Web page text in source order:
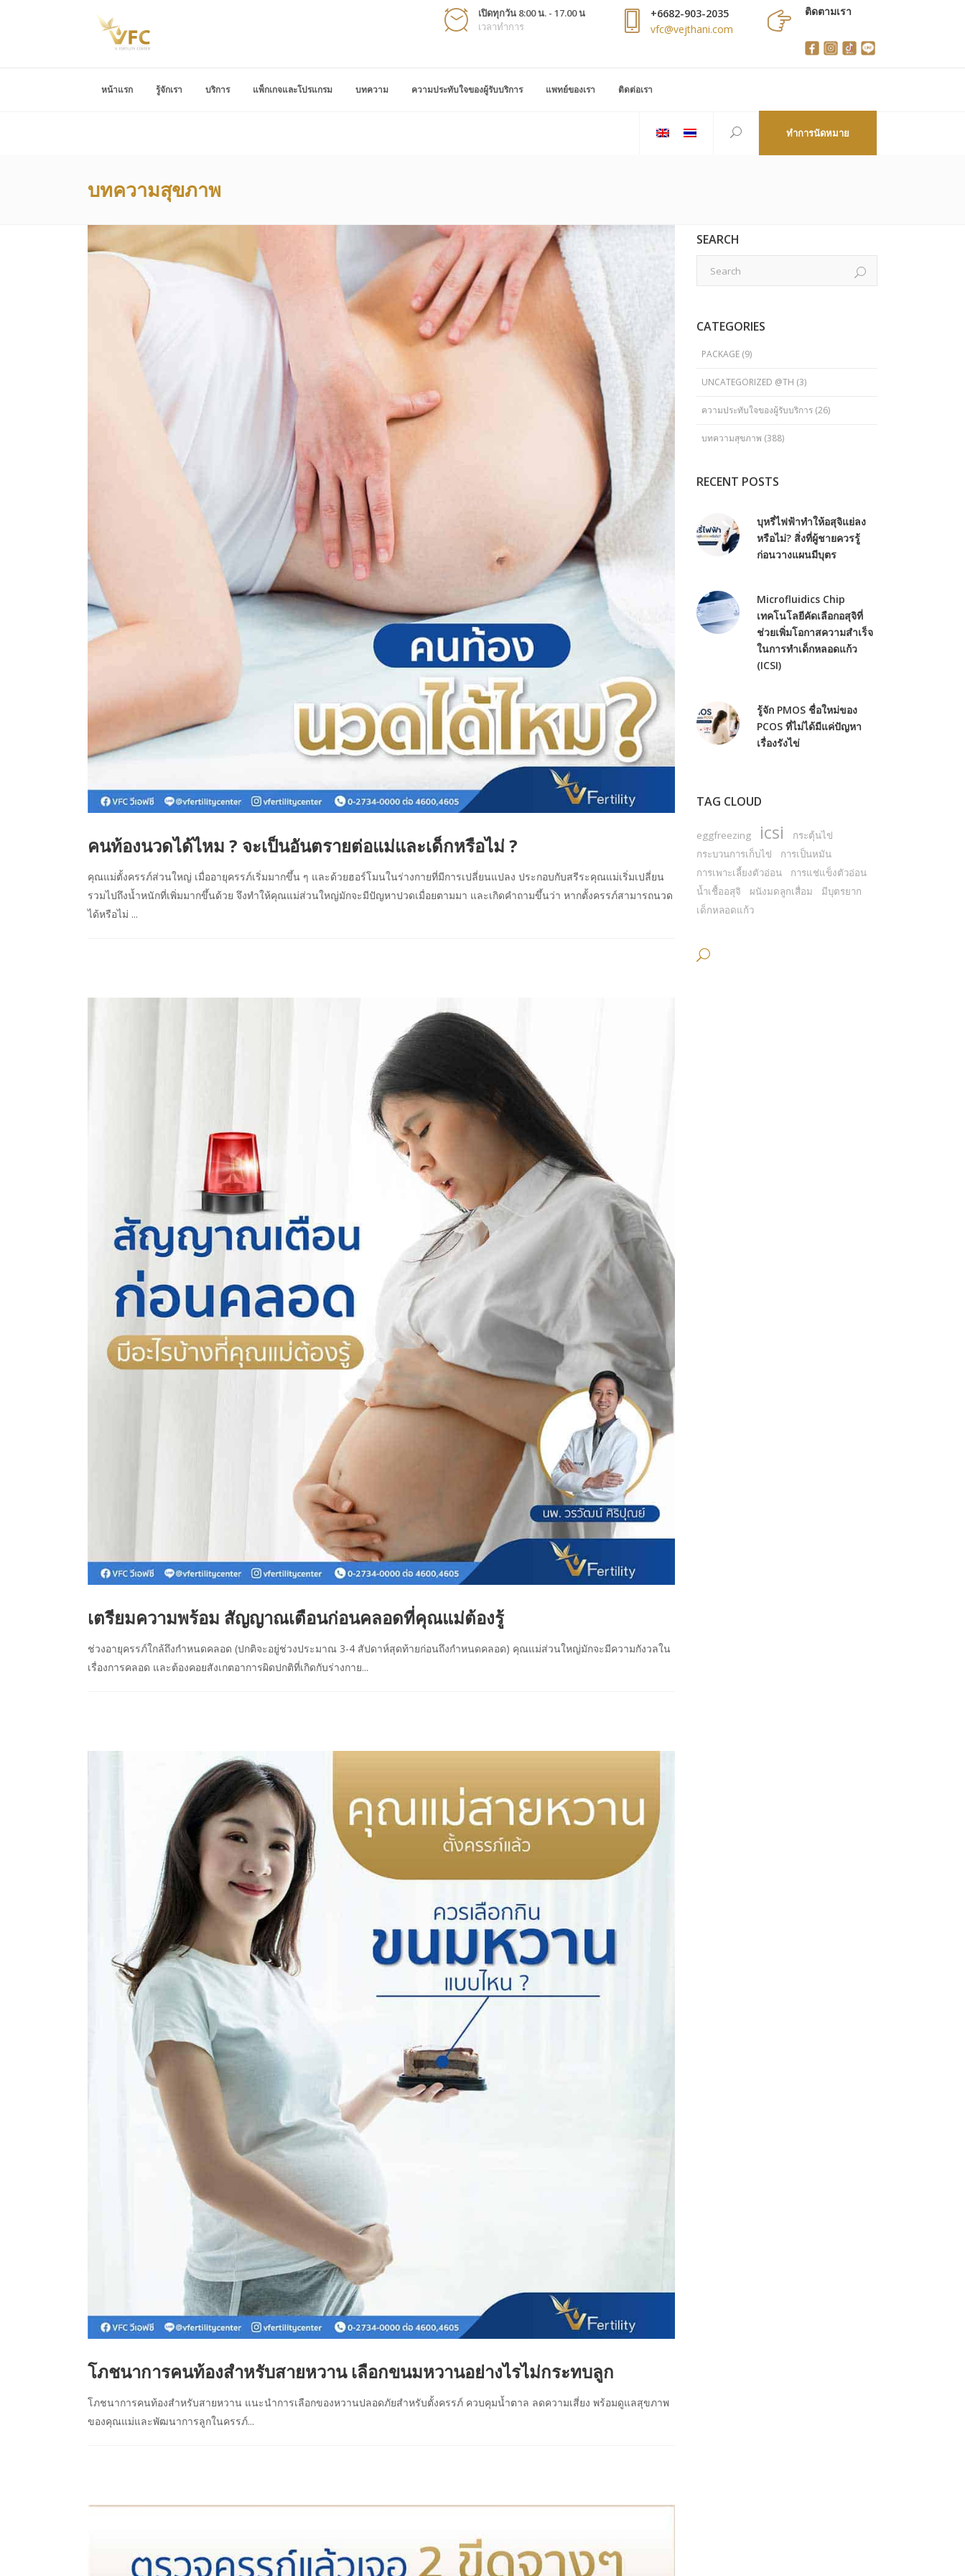
เปิดทุกวัน 8:00 น. - 17.00 น
เวลาทำการ
+6682-903-2035
vfc@vejthani.com
ติดตามเรา
หน้าแรก รู้จักเรา บริการ แพ็กเกจและโปรแกรม บทความ ความประทับใจของผู้รับบริการ แพทย์ของเรา ติดต่อเรา
ทำการนัดหมาย
บทความสุขภาพ
คนท้องนวดได้ไหม ? จะเป็นอันตรายต่อแม่และเด็กหรือไม่ ?
คุณแม่ตั้งครรภ์ส่วนใหญ่ เมื่ออายุครรภ์เริ่มมากขึ้น ๆ และด้วยฮอร์โมนในร่างกายที่มีการเปลี่ยนแปลง ประกอบกับสรีระคุณแม่เริ่มเปลี่ยน
รวมไปถึงน้ำหนักที่เพิ่มมากขึ้นด้วย จึงทำให้คุณแม่ส่วนใหญ่มักจะมีปัญหาปวดเมื่อยตามมา และเกิดคำถามขึ้นว่า หากตั้งครรภ์สามารถนวด
ได้หรือไม่ ...
เตรียมความพร้อม สัญญาณเตือนก่อนคลอดที่คุณแม่ต้องรู้
ช่วงอายุครรภ์ใกล้ถึงกำหนดคลอด (ปกติจะอยู่ช่วงประมาณ 3-4 สัปดาห์สุดท้ายก่อนถึงกำหนดคลอด) คุณแม่ส่วนใหญ่มักจะมีความกังวลใน
เรื่องการคลอด และต้องคอยสังเกตอาการผิดปกติที่เกิดกับร่างกาย...
โภชนาการคนท้องสำหรับสายหวาน เลือกขนมหวานอย่างไรไม่กระทบลูก
โภชนาการคนท้องสำหรับสายหวาน แนะนำการเลือกของหวานปลอดภัยสำหรับตั้งครรภ์ ควบคุมน้ำตาล ลดความเสี่ยง พร้อมดูแลสุขภาพ
ของคุณแม่และพัฒนาการลูกในครรภ์...
SEARCH
CATEGORIES
PACKAGE(9)
UNCATEGORIZED @TH (3)
ความประทับใจของผู้รับบริการ(26)
บทความสุขภาพ (388)
RECENT POSTS
บุหรี่ไฟฟ้าทำให้อสุจิแย่ลง
หรือไม่? สิ่งที่ผู้ชายควรรู้
ก่อนวางแผนมีบุตร
Microfluidics Chip
เทคโนโลยีคัดเลือกอสุจิที่
ช่วยเพิ่มโอกาสความสำเร็จ
ในการทำเด็กหลอดแก้ว
(ICSI)
รู้จัก PMOS ชื่อใหม่ของ
PCOS ที่ไม่ได้มีแค่ปัญหา
เรื่องรังไข่
TAG CLOUD
eggfreezing icsi
กระตุ้นไข่
กระบวนการเก็บไข่
การเป็นหมัน
การเพาะเลี้ยงตัวอ่อน
การแช่แข็งตัวอ่อน
น้ำเชื้ออสุจิ
ผนังมดลูกเสื่อม
มีบุตรยาก
เด็กหลอดแก้ว